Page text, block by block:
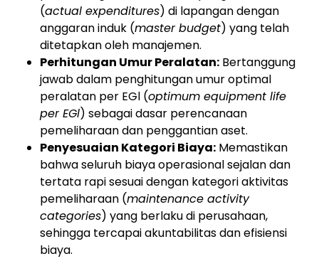
(actual expenditures) di lapangan dengan
anggaran induk (master budget) yang telah
ditetapkan oleh manajemen.
Perhitungan Umur Peralatan: Bertanggung
jawab dalam penghitungan umur optimal
peralatan per EGl (optimum equipment life
per EGl) sebagai dasar perencanaan
pemeliharaan dan penggantian aset.
Penyesuaian Kategori Biaya: Memastikan
bahwa seluruh biaya operasional sejalan dan
tertata rapi sesuai dengan kategori aktivitas
pemeliharaan (maintenance activity
categories) yang berlaku di perusahaan,
sehingga tercapai akuntabilitas dan efisiensi
biaya.